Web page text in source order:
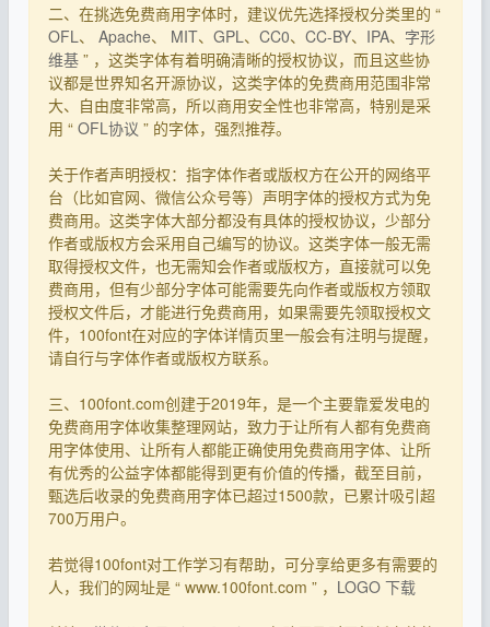
二、在挑选免费商用字体时，建议优先选择授权分类里的 “
OFL 、 Apache、 MIT、 GPL 、 CC0、 CC-BY、 IPA、 字形
维基 ” ，这类字体有着明确清晰的授权协议，而且这些协
议都是世界知名开源协议，这类字体的免费商用范围非常
大、自由度非常高，所以商用安全性也非常高，特别是采
用 “ OFL协议 ” 的字体，强烈推荐。
关于作者声明授权：指字体作者或版权方在公开的网络平
台（比如官网、微信公众号等）声明字体的授权方式为免
费商用。这类字体大部分都没有具体的授权协议，少部分
作者或版权方会采用自己编写的协议。这类字体一般无需
取得授权文件，也无需知会作者或版权方，直接就可以免
费商用，但有少部分字体可能需要先向作者或版权方领取
授权文件后，才能进行免费商用，如果需要先领取授权文
件，100font在对应的字体详情页里一般会有注明与提醒，
请自行与字体作者或版权方联系。
三、100font.com创建于2019年，是一个主要靠爱发电的
免费商用字体收集整理网站，致力于让所有人都有免费商
用字体使用、让所有人都能正确使用免费商用字体、让所
有优秀的公益字体都能得到更有价值的传播，截至目前，
甄选后收录的免费商用字体已超过1500款，已累计吸引超
700万用户。
若觉得100font对工作学习有帮助，可分享给更多有需要的
人，我们的网址是 “ www.100font.com ” ， LOGO 下载